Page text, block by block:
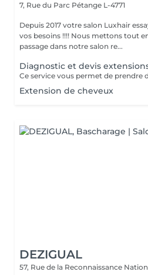
7, Rue du Parc Pétange L-4771
Depuis 2017 votre salon Luxhair
vos besoins !!!! Nous mettons tout en oeuvre pour que votre
passage dans notre salon re...
Diagnostic et devis
Extension de cheveux
DEZIGUAL
57, Rue de la Reconnaissance